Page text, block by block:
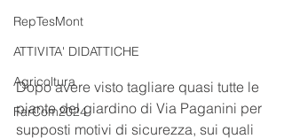
RepTesMont
ATTIVITA' DIDATTICHE
Agricoltura
FarCom2024
Dopo avere visto tagliare quasi tutte le
piante del giardino di Via Paganini per
supposti motivi di sicurezza, sui quali